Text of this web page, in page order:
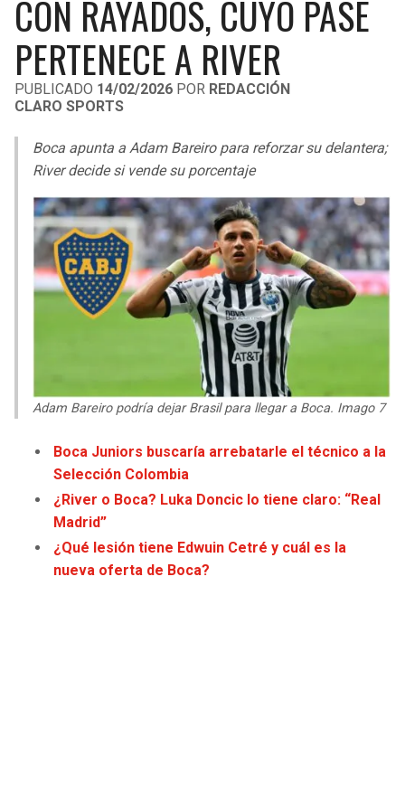
LIGA DE EXPANSIÓN MX
LEAGUES CUP
UEFA EUROPA LEAGUE
UEFA CONFERENCE LEAGUE
MLS
COPA SUDAMERICANA
LIGA BETPLAY
OTRAS LIGAS
CON RAYADOS, CUYO PASE
PERTENECE A RIVER
PUBLICADO 14/02/2026 POR REDACCIÓN
CLARO SPORTS
Boca apunta a Adam Bareiro para reforzar su delantera;
River decide si vende su porcentaje
Adam Bareiro podría dejar Brasil para llegar a Boca. Imago 7
Boca Juniors buscaría arrebatarle el técnico a la
Selección Colombia
¿River o Boca? Luka Doncic lo tiene claro: “Real
Madrid”
¿Qué lesión tiene Edwuin Cetré y cuál es la
nueva oferta de Boca?